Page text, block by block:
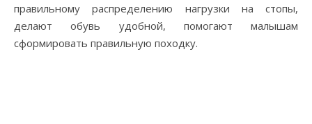
правильному распределению нагрузки на стопы,
делают обувь удобной, помогают малышам
сформировать правильную походку.